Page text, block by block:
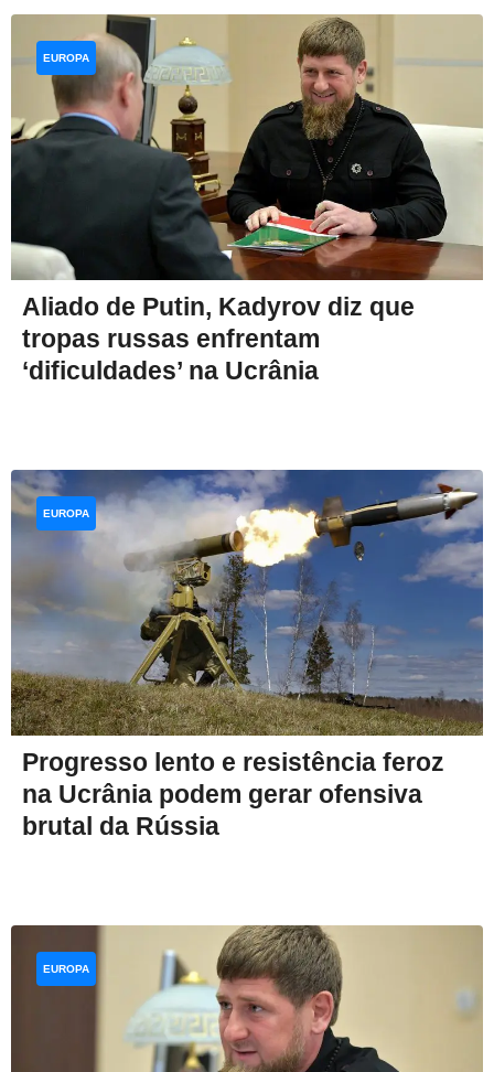
Aliado de Putin, Kadyrov diz que
tropas russas enfrentam
‘dificuldades’ na Ucrânia
EUROPA
Progresso lento e resistência feroz
na Ucrânia podem gerar ofensiva
brutal da Rússia
EUROPA
EUROPA